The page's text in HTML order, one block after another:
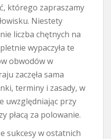
którego zapraszamy
Niestety
liczba chętnych na
wypaczyła te
obwodów w
zaczęła sama
terminy i zasady, w
uwzględniając przy
płacą za polowanie.
sukcesy w ostatnich